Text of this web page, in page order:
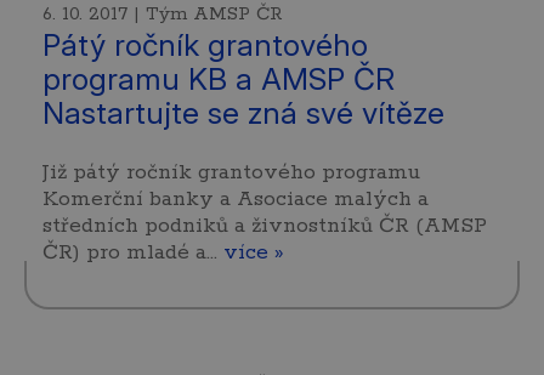
6. 10. 2017 | Tým AMSP ČR
Pátý ročník grantového
programu KB a AMSP ČR
Nastartujte se zná své vítěze
Již pátý ročník grantového programu
Komerční banky a Asociace malých a
středních podniků a živnostníků ČR (AMSP
ČR) pro mladé a… více »